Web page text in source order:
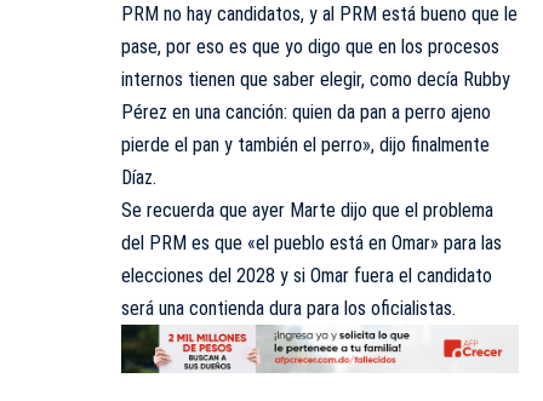
PRM no hay candidatos, y al PRM está bueno que le
pase, por eso es que yo digo que en los procesos
internos tienen que saber elegir, como decía Rubby
Pérez en una canción: quien da pan a perro ajeno
pierde el pan y también el perro», dijo finalmente
Díaz.
Se recuerda que ayer Marte dijo que el problema
del PRM es que «el pueblo está en Omar» para las
elecciones del 2028 y si Omar fuera el candidato
será una contienda dura para los oficialistas.